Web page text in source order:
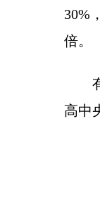
30%
倍。
有
高中